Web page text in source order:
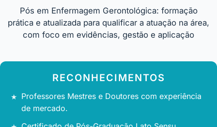
Pós em Enfermagem Gerontológica: formação
prática e atualizada para qualificar a atuação na área,
com foco em evidências, gestão e aplicação
RECONHECIMENTOS
Professores Mestres e Doutores com experiência
de mercado.